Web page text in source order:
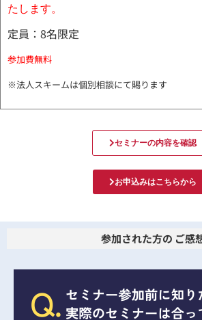
たします。
定員：8名限定
参加費無料
※法人スキームは個別相談にて賜ります
セミナーの内容を確認
お申込みはこちらから
参加された方の ご感